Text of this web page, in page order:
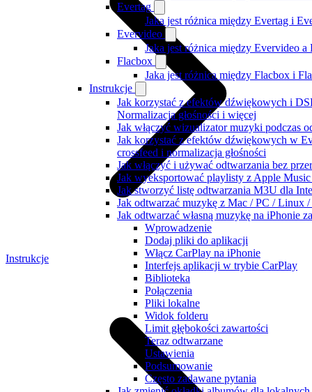
Evertag
Jaka jest różnica między Evertag i
Evervideo
Jaka jest różnica między Evervideo a
Flacbox
Jaka jest różnica między Flacbox i
Instrukcje
Jak korzystać z efektów dźwiękowych i
Normalizacja głośności i więcej
Jak włączyć wizualizator muzyki podczas
Jak korzystać z efektów dźwiękowych w
crossfeed i normalizacja głośności
Jak włączyć i używać odtwarzania bez
Jak wyeksportować playlisty z Apple
Jak stworzyć listę odtwarzania M3U dla
Jak odtwarzać muzykę z Mac / PC /
Jak odtwarzać własną muzykę na iPhonie
Wprowadzenie
Dodaj pliki do aplikacji
Włącz CarPlay na iPhonie
Interfejs aplikacji w trybie CarPlay
Biblioteka
Połączenia
Pliki lokalne
Widok folderu
Limit głębokości zawartości
Teraz odtwarzane
Ustawienia
Podsumowanie
Często zadawane pytania
Instrukcje